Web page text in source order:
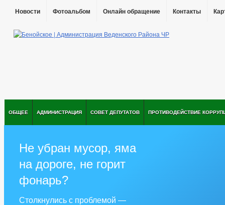
Новости Фотоальбом Онлайн обращение Контакты
ОБЩЕЕ АДМИНИСТРАЦИЯ СОВЕТ ДЕПУТАТОВ ПРОТИВОДЕЙСТВИЕ
Не убран мусор, яма
на дороге, не горит
фонарь?
Столкнулись с проблемой —